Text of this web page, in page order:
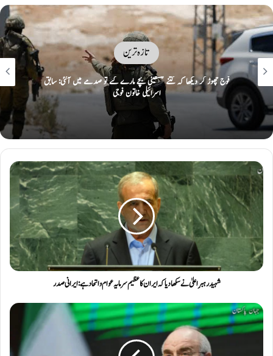
تازہ ترین
فوج چھوڑ کر دیکھا کہ کتنے فلسطینی بچے مارے گئے تو صدمے میں آگئی: سابق
اسرائیلی خاتون فوجی
شہید رہبرِ اعلیٰ نے سکھا دیا کہ ایران کا عظیم سرمایہ عوام و اتحاد ہے: ایرانی صدر